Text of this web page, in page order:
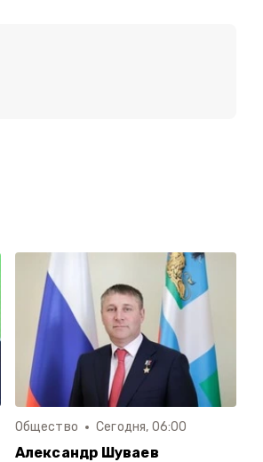
Общество Сегодня, 06:00
Александр Шуваев